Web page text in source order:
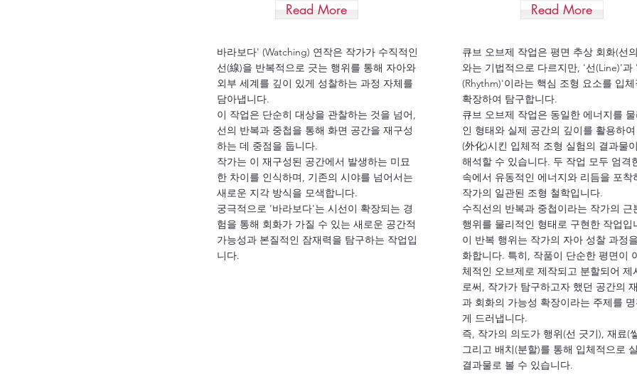
Read More
바라보다' (Watching) 연작은 작가가 수직적인
선(線)을 반복적으로 긋는 행위를 통해 자아와
외부 세계를 깊이 있게 성찰하는 과정 자체를
담아냅니다.
이 작업은 단순히 대상을 관찰하는 것을 넘어,
선의 반복과 중첩을 통해 화면 공간을 재구성
하는 데 중점을 둡니다.
작가는 이 재구성된 공간에서 발생하는 미묘
한 차이를 인식하며, 기존의 시야를 넘어서는
새로운 지각 방식을 모색합니다.
궁극적으로 '바라보다'는 시선이 확장되는 경
험을 통해 회화가 가질 수 있는 새로운 공간적
가능성과 본질적인 잠재력을 탐구하는 작업입
니다.
Read More
큐브 오브제 작업은 평면 추상 회화(선
와는 기법적으로 다르지만, '선(Line)'과
(Rhythm)'이라는 핵심 조형 요소를 입체
확장하여 탐구합니다.
큐브 오브제 작업은 동일한 에너지를 물
인 형태와 실제 공간의 깊이를 활용하
(外化)시킨 입체적 조형 실험의 결과물
해석할 수 있습니다. 두 작업 모두 엄격
속에서 유동적인 에너지와 리듬을 포착
작가의 일관된 조형 철학입니다.
수직선의 반복과 중첩이라는 작가의 근
행위를 물리적인 형태로 구현한 작업입
이 반복 행위는 작가의 자아 성찰 과정
화합니다. 특히, 작품이 단순한 평면이
체적인 오브제로 제작되고 분할되어 제
로써, 작가가 탐구하고자 했던 공간의
과 회화의 가능성 확장이라는 주제를
게 드러냅니다.
즉, 작가의 의도가 행위(선 긋기), 재료(
그리고 배치(분할)를 통해 입체적으로
결과물로 볼 수 있습니다.